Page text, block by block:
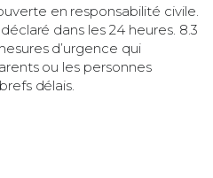
en responsabilité civile.
dans les 24 heures. 8.3
d’urgence qui
ou les personnes
délais.